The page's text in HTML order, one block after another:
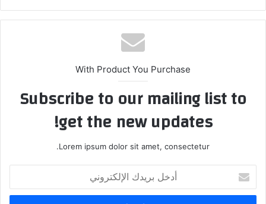
الوي
ب
With Product You Purchase
Subscribe to our mailing list to
get the new updates!
Lorem ipsum dolor sit amet, consectetur.
خ